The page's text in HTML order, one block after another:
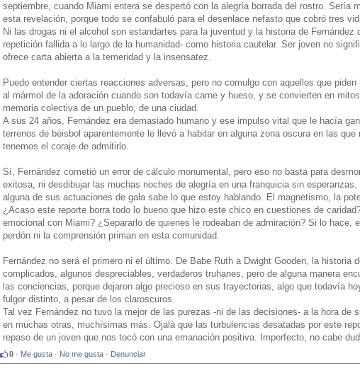
septiembre, cuando Miami entera se despertó con la alegría borrada del rostro. Sería
esta revelación, porque todo se confabuló para el desenlace nefasto que cobró tres
Ni las drogas ni el alcohol son estandartes para la juventud y la historia de Fernández
repetición fallida a lo largo de la humanidad- como historia cautelar. Ser joven no
ofrece carta abierta a la temeridad y la insensatez.
Puedo entender ciertas reacciones adversas, pero no comulgo con aquellos que
al mármol de la adoración cuando son todavía carne y hueso, y se convierten en
memoria colectiva de un pueblo, de una ciudad.
A sus 24 años, Fernández era demasiado humano y ese impulso vital que le hacía
terrenos de béisbol aparentemente le llevó a habitar en alguna zona oscura en las
tenemos el coraje de admitirlo.
Sí, Fernández cometió un error de cálculo monumental, pero eso no basta para
exitosa, ni desdibujar las muchas noches de alegría en una franquicia sin
alguna de sus actuaciones de gala sabe lo que estoy hablando. El magnetismo, la
¿Acaso este reporte borra todo lo bueno que hizo este chico en cuestiones de
emocional con Miami? ¿Separarlo de quienes le rodeaban de admiración? Si lo hace,
perdón ni la comprensión priman en esta comunidad.
Fernández no será el primero ni el último. De Babe Ruth a Dwight Gooden, la historia
complicados, algunos despreciables, verdaderos truhanes, pero de alguna manera
las conciencias, porque dejaron algo precioso en sus trayectorias, algo que todavía
fulgor distinto, a pesar de los claroscuros.
Tal vez Fernández no tuvo la mejor de las purezas -ni de las decisiones- a la hora de
en muchas otras, muchísimas más. Ojalá que las turbulencias desatadas por este
repaso de un joven que nos tocó con una emanación positiva. Imperfecto, no cabe
0 · Me gusta · No me gusta · Denunciar